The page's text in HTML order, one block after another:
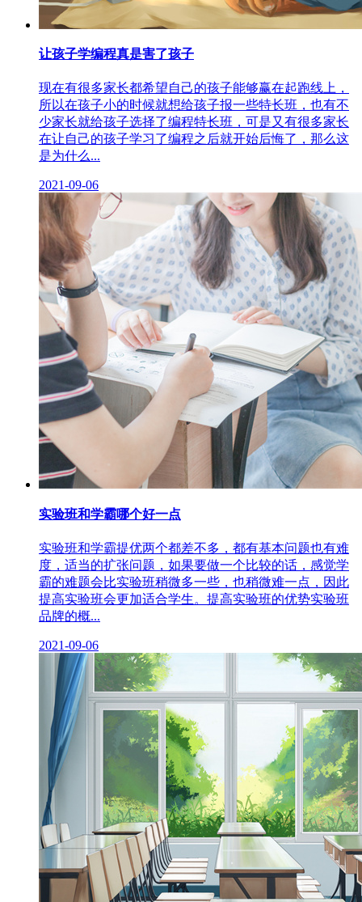
让孩子学编程真是害了孩子
现在有很多家长都希望自己的孩子能够赢在起跑线上，
所以在孩子小的时候就想给孩子报一些特长班，也有不
少家长就给孩子选择了编程特长班，可是又有很多家长
在让自己的孩子学习了编程之后就开始后悔了，那么这
是为什么...
2021-09-06
实验班和学霸哪个好一点
实验班和学霸提优两个都差不多，都有基本问题也有难
度，适当的扩张问题，如果要做一个比较的话，感觉学
霸的难题会比实验班稍微多一些，也稍微难一点，因此
提高实验班会更加适合学生。提高实验班的优势实验班
品牌的概...
2021-09-06